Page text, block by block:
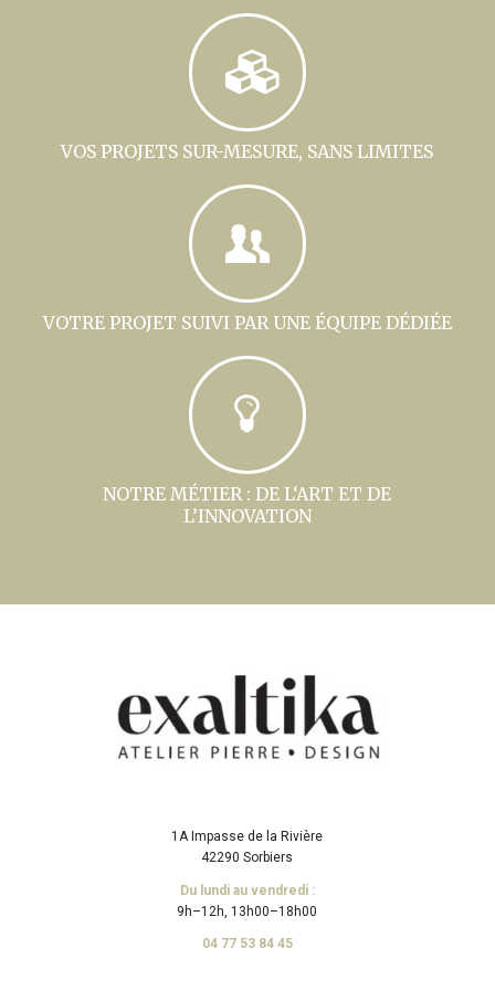
VOS PROJETS SUR-MESURE, SANS LIMITES
VOTRE PROJET SUIVI PAR UNE ÉQUIPE DÉDIÉE
NOTRE MÉTIER : DE L‘ART ET DE
L’INNOVATION
1A Impasse de la Rivière
42290 Sorbiers
Du lundi au vendredi :
9h–12h, 13h00–18h00
04 77 53 84 45